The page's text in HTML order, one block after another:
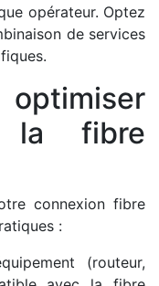
opérateur. Optez
de services
la fibre
connexion fibre
:
(routeur,